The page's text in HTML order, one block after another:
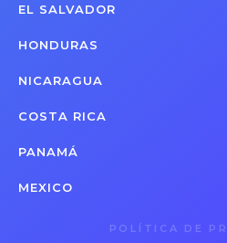
EL SALVADOR
HONDURAS
NICARAGUA
COSTA RICA
PANAMÁ
MEXICO
POLÍTICA DE